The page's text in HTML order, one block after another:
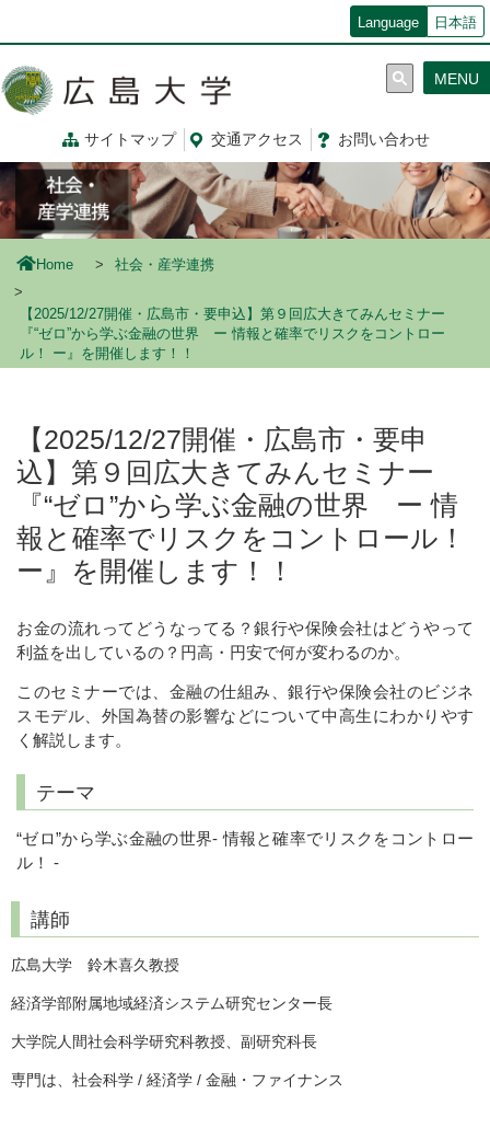
コ
ン
ツ
に
移
動
Language 日本語
サイトマップ 交通アクセス お問い合わせ
MENU
Home 社会・産学連携
【2025/12/27開催・広島市・要申込】第９回広大きてみんセミナー
『“ゼロ”から学ぶ金融の世界 ー 情報と確率でリスクをコントロー
ル！ ー』を開催します！！
【2025/12/27開催・広島市・要申
込】第９回広大きてみんセミナー
『“ゼロ”から学ぶ金融の世界 ー 情
報と確率でリスクをコントロール！
ー』を開催します！！
お金の流れってどうなってる？銀行や保険会社はどうやって
利益を出しているの？円高・円安で何が変わるのか。
このセミナーでは、金融の仕組み、銀行や保険会社のビジネ
スモデル、外国為替の影響などについて中高生にわかりやす
く解説します。
テーマ
“ゼロ”から学ぶ金融の世界-情報と確率でリスクをコントロー
ル！
-
講師
広島大学 鈴木喜久教授
経済学部附属地域経済システム研究センター長
大学院人間社会科学研究科教授、副研究科長
専門は、社会科学 / 経済学 / 金融・ファイナンス